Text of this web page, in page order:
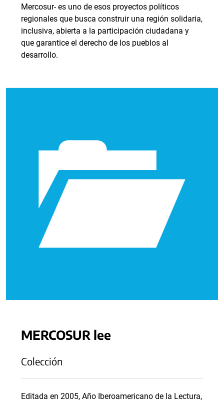
Mercosur- es uno de esos proyectos políticos
regionales que busca construir una región solidaria,
inclusiva, abierta a la participación ciudadana y
que garantice el derecho de los pueblos al
desarrollo.
MERCOSUR lee
Colección
Editada en 2005, Año Iberoamericano de la Lectura,